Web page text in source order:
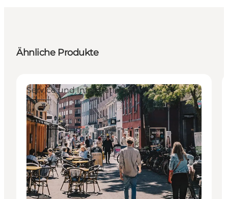
Ähnliche Produkte
Service und Informationen